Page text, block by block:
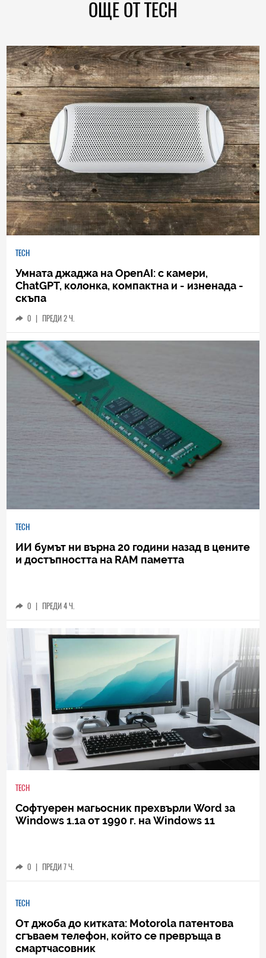
ОЩЕ ОТ TECH
TECH
Умната джаджа на OpenAI: с камери,
ChatGPT, колонка, компактна и - изненада -
скъпа
0 | ПРЕДИ 2 Ч.
TECH
ИИ бумът ни върна 20 години назад в цените
и достъпността на RAM паметта
0 | ПРЕДИ 4 Ч.
TECH
Софтуерен магьосник прехвърли Word за
Windows 1.1a от 1990 г. на Windows 11
0 | ПРЕДИ 7 Ч.
TECH
От джоба до китката: Motorola патентова
сгъваем телефон, който се превръща в
смартчасовник